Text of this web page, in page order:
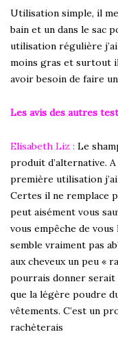
Utilisation simple, il
bain et un dans le sac
utilisation régulière
moins gras et surtout
avoir besoin de faire
Les avis des autres
Elisabeth Liz : Le
produit d’alternative. A
première utilisation
Certes il ne remplace
peut aisément vous
vous empêche de
semble vraiment pas
aux cheveux un peu «
pourrais donner serait
que la légère poudre
vêtements. C’est un
rachèterais